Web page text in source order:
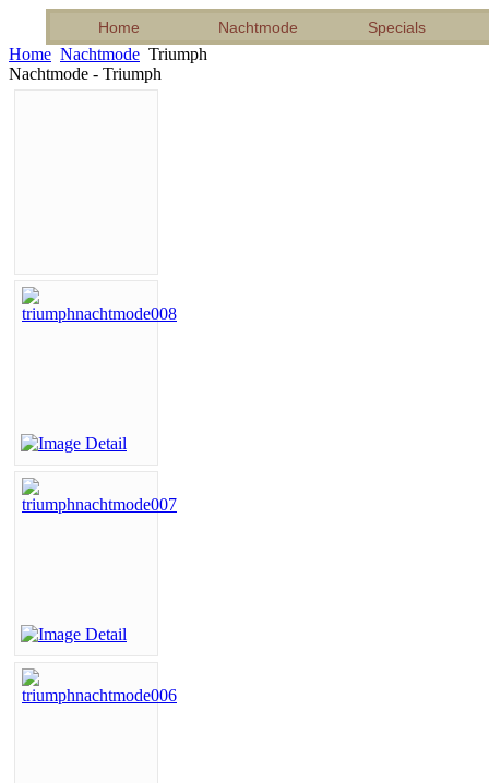
Home Nachtmode Specials
Home Nachtmode Triumph
Nachtmode - Triumph